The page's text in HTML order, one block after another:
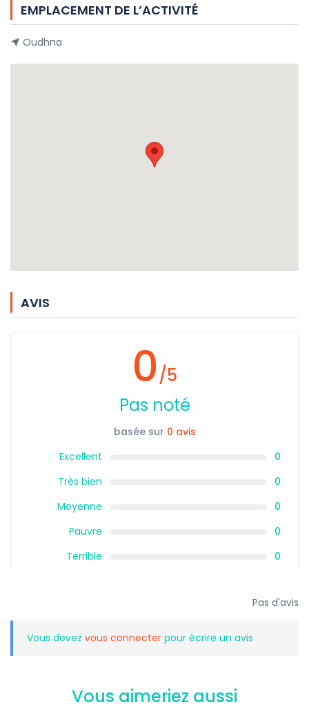
EMPLACEMENT DE L’ACTIVITÉ
Oudhna
AVIS
0/5
Pas noté
basée sur 0 avis
Excellent
0
Très bien
0
Moyenne
0
Pauvre
0
Terrible
0
Pas d'avis
Vous devez vous connecter pour écrire un avis
Vous aimeriez aussi